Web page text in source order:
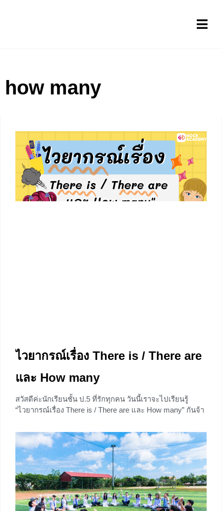
how many
ไวยากรณ์เรื่อง There is / There are
และ How many
สวัสดีค่ะนักเรียนชั้น ป.5 ที่รักทุกคน วันนี้เราจะไปเรียนรู้
“ไวยากรณ์เรื่อง There is / There are และ How many” กันจ้า
Have/has ก็แปลว่า “มี” เหมือนกันไม่ใช่เหรอ แล้ว There
is/There are